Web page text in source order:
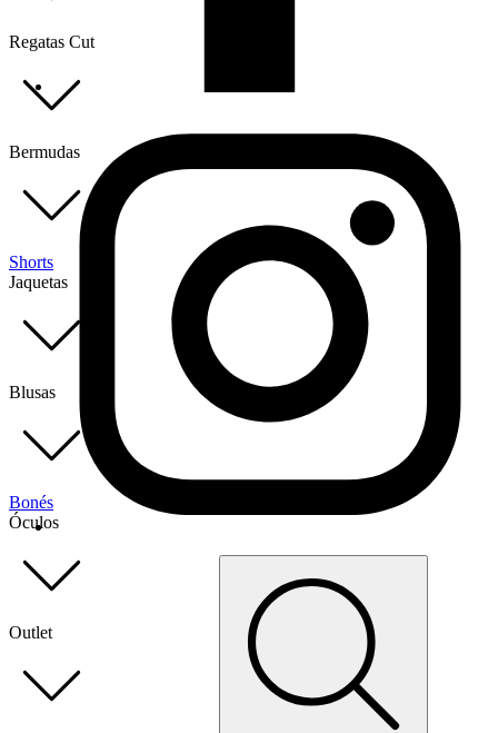
Regatas Cut
Bermudas
Shorts
Jaquetas
Blusas
Bonés
Óculos
Outlet